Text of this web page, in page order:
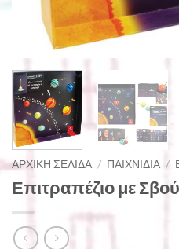
ΑΡΧΙΚΉ ΣΕΛΊΔΑ / ΠΑΙΧΝΊΔΙΑ /
Επιτραπέζιο με